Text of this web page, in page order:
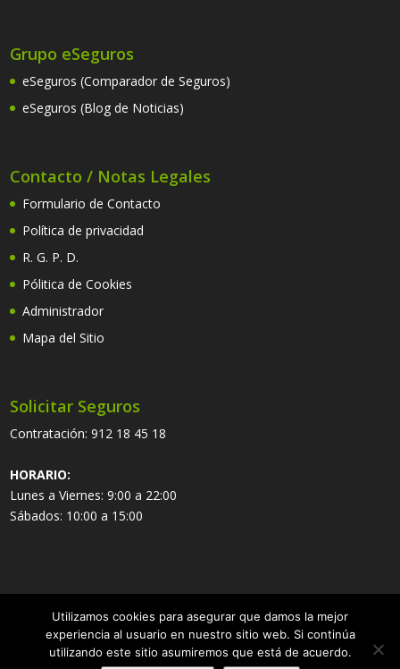
Grupo eSeguros
eSeguros (Comparador de Seguros)
eSeguros (Blog de Noticias)
Contacto / Notas Legales
Formulario de Contacto
Política de privacidad
R. G. P. D.
Pólitica de Cookies
Administrador
Mapa del Sitio
Solicitar Seguros
Contratación:912 18 45 18
HORARIO:
Lunes a Viernes: 9:00 a 22:00
Sábados: 10:00 a 15:00
Utilizamos cookies para asegurar que damos la mejor
experiencia al usuario en nuestro sitio web. Si continúa
utilizando este sitio asumiremos que está de acuerdo.